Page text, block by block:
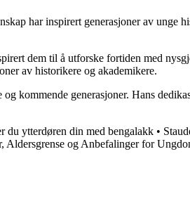
har inspirert generasjoner av unge
dem til å utforske fortiden med
av historikere og akademikere.
kommende generasjoner. Hans
du ytterdøren din med bengalakk •
og Anbefalinger for